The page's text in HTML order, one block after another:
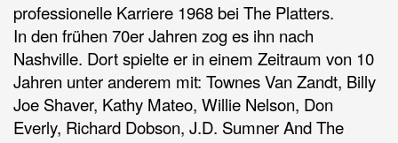
professionelle Karriere 1968 bei The Platters.
In den frühen 70er Jahren zog es ihn nach
Nashville. Dort spielte er in einem Zeitraum von 10
Jahren unter anderem mit: Townes Van Zandt, Billy
Joe Shaver, Kathy Mateo, Willie Nelson, Don
Everly, Richard Dobson, J.D. Sumner And The